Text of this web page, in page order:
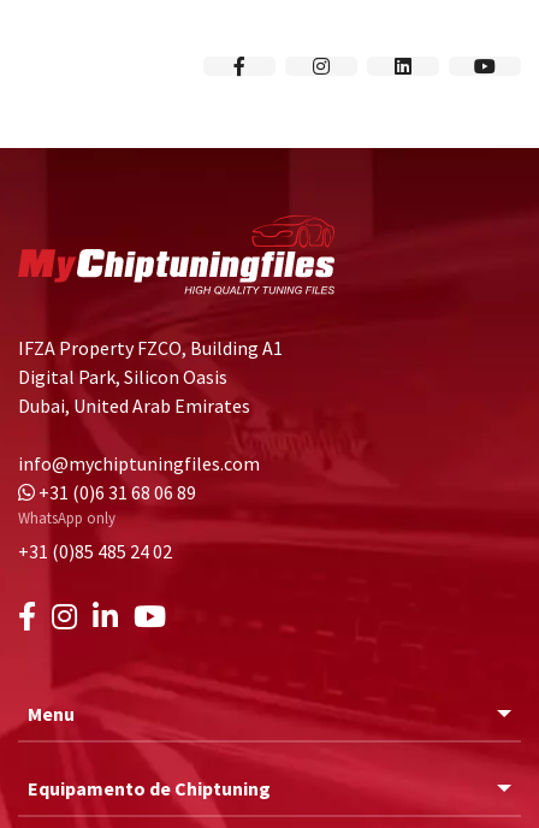
IFZA Property FZCO, Building A1
Digital Park, Silicon Oasis
Dubai, United Arab Emirates
info@mychiptuningfiles.com
+31 (0)6 31 68 06 89
WhatsApp only
+31 (0)85 485 24 02
Menu
Equipamento de Chiptuning